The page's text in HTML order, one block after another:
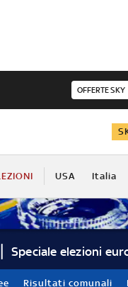
OFFERTE SKY
USA Italia
Speciale elezioni
Risultati comunali